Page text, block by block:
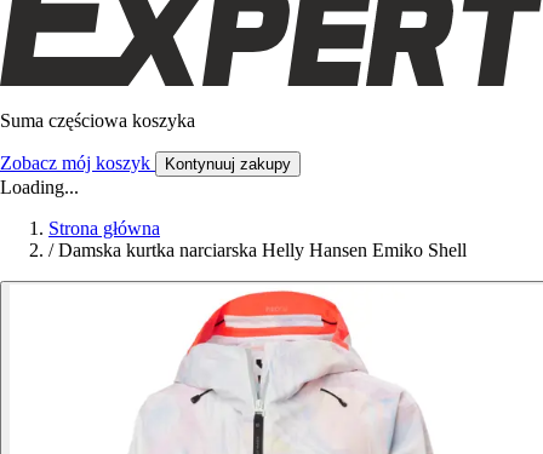
Suma częściowa koszyka
Zobacz mój koszyk Kontynuuj zakupy
Loading...
Strona główna
/ Damska kurtka narciarska Helly Hansen Emiko Shell